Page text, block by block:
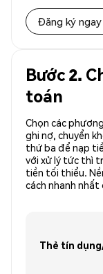
Đăng ký ngay
Bước 2.
toán
Chọn các
ghi nợ, chuyển
thứ ba để nạp
với xử lý tức thì
tiền tối thiểu.
cách nhanh nhất
Thẻ tín